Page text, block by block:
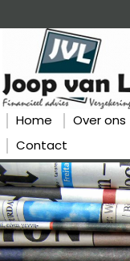
Home Over ons
Contact